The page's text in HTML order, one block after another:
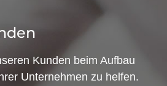
Kunden beim Aufbau
Unternehmen zu helfen.